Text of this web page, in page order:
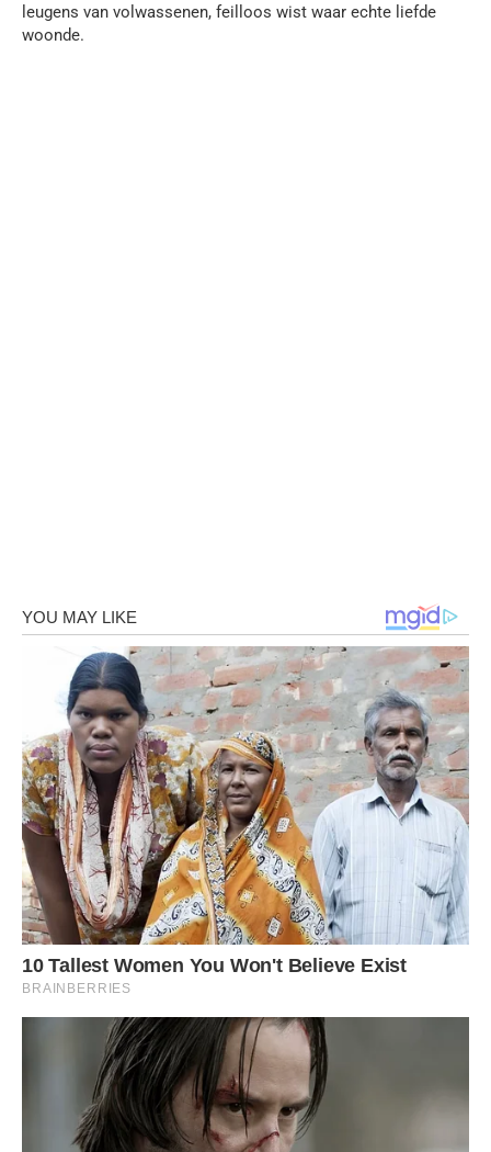
leugens van volwassenen, feilloos wist waar echte liefde
woonde.